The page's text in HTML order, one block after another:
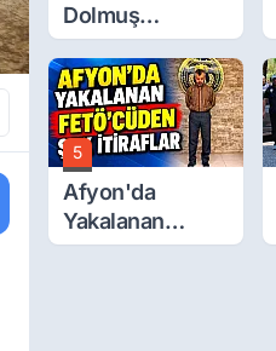
Dolmuş
Ücretlerine
Yüzde 40 Zam
Talebi
5
Afyon'da
Yakalanan
FETÖ'Cüden